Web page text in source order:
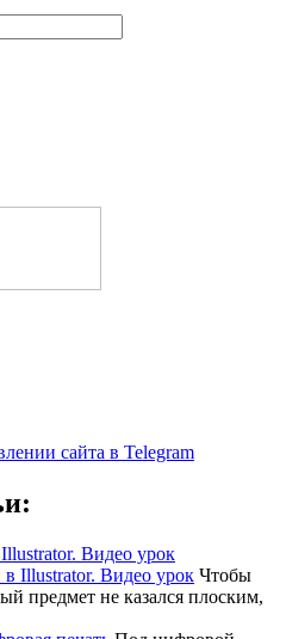
сайта в Telegram
Видео урок
Чтобы
предмет не казался плоским,